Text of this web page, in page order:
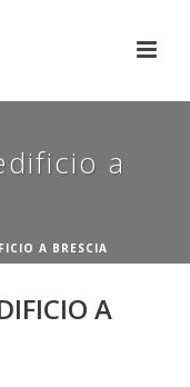
a
A BRESCIA
A